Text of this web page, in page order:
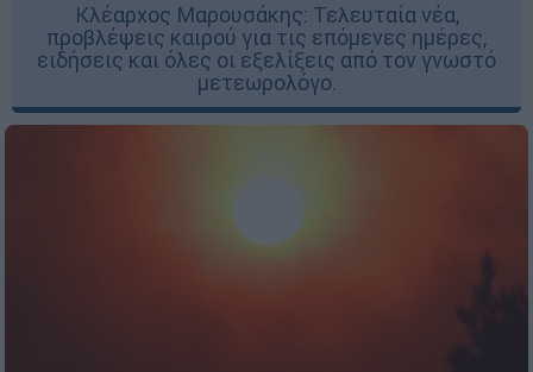
Κλέαρχος Μαρουσάκης: Τελευταία νέα,
προβλέψεις καιρού για τις επόμενες ημέρες,
ειδήσεις και όλες οι εξελίξεις από τον γνωστό
μετεωρολόγο.